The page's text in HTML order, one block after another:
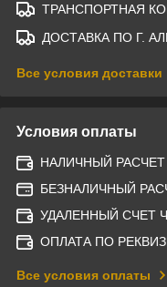
ТРАНСПОРТНАЯ
ДОСТАВКА ПО Г.
Все условия доставки
Условия оплаты
НАЛИЧНЫЙ РАСЧЕТ
БЕЗНАЛИЧНЫЙ
УДАЛЕННЫЙ СЧЕТ
ОПЛАТА ПО
Все условия оплаты